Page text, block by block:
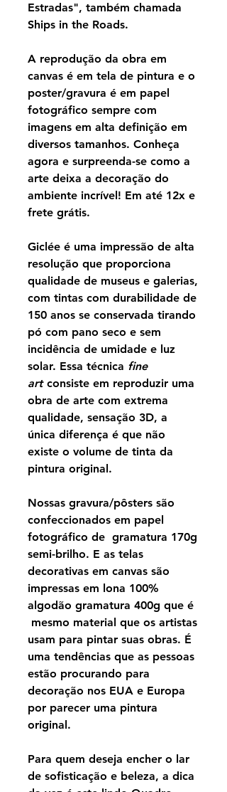
Estradas", também chamada
Ships in the Roads.
A reprodução da obra em
canvas é em tela de pintura e o
poster/gravura é em papel
fotográfico sempre com
imagens em alta definição em
diversos tamanhos. Conheça
agora e surpreenda-se como a
arte deixa a decoração do
ambiente incrível! Em até 12x e
frete grátis.
Giclée é uma impressão de alta
resolução que proporciona
qualidade de museus e galerias,
com tintas com durabilidade de
150 anos se conservada tirando
pó com pano seco e sem
incidência de umidade e luz
solar. Essa técnica fine
artconsiste em reproduzir uma
obra de arte com extrema
qualidade, sensação 3D, a
única diferença é que não
existe o volume de tinta da
pintura original.
Nossas gravura/pôsters são
confeccionados em papel
fotográfico de gramatura 170g
semi-brilho. E as telas
decorativas em canvas são
impressas em lona 100%
algodão gramatura 400g que é
mesmo material que os artistas
usam para pintar suas obras. É
uma tendências que as pessoas
estão procurando para
decoração nos EUA e Europa
por parecer uma pintura
original.
Para quem deseja encher o lar
de sofisticação e beleza, a dica